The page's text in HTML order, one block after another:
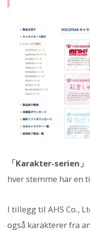
「Karakter-serien」
hver stemme har en
I tillegg til AHS Co.,
også karakterer fra